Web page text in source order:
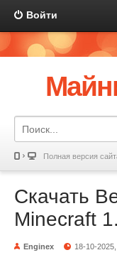
Войти
Полная версия
Скачать
Minecraft
Enginex 18-10-